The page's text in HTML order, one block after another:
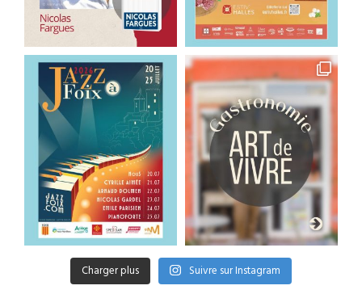
Charger plus Suivre sur Instagram